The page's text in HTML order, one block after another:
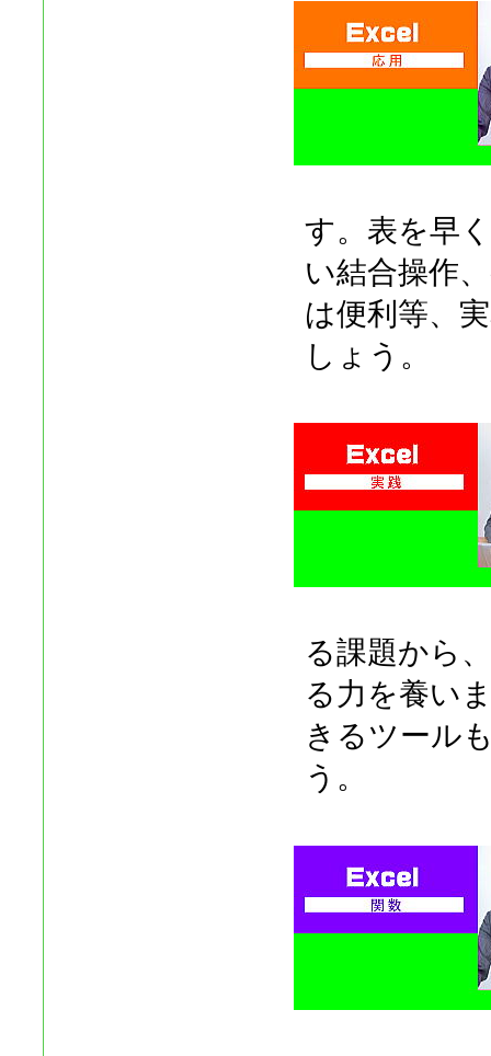
す。表を早
い結合操作
は便利等、
しょう。
る課題から
る力を養い
きるツール
う。